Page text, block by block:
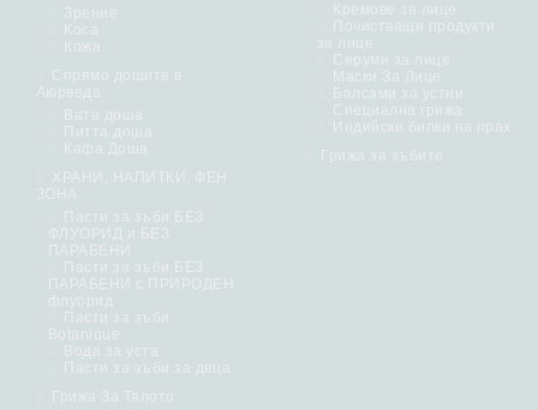
Зрение
Коса
Кожа
Спрямо дошите в
Аюрведа
Вата доша
Питта доша
Кафа Доша
ХРАНИ, НАПИТКИ, ФЕН
ЗОНА
Кремове за лице
Почистващи продукти
за лице
Серуми за лице
Маски За Лице
Балсами за устни
Специална грижа
Индийски билки на прах
Грижа за зъбите
Пасти за зъби БЕЗ
ФЛУОРИД и БЕЗ
ПАРАБЕНИ
Пасти за зъби БЕЗ
ПАРАБЕНИ с ПРИРОДЕН
флуорид
Пасти за зъби
Botanique
Вода за уста
Пасти за зъби за деца
Грижа За Тялото